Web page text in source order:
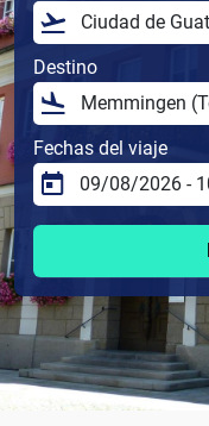
Destino
Fechas del viaje